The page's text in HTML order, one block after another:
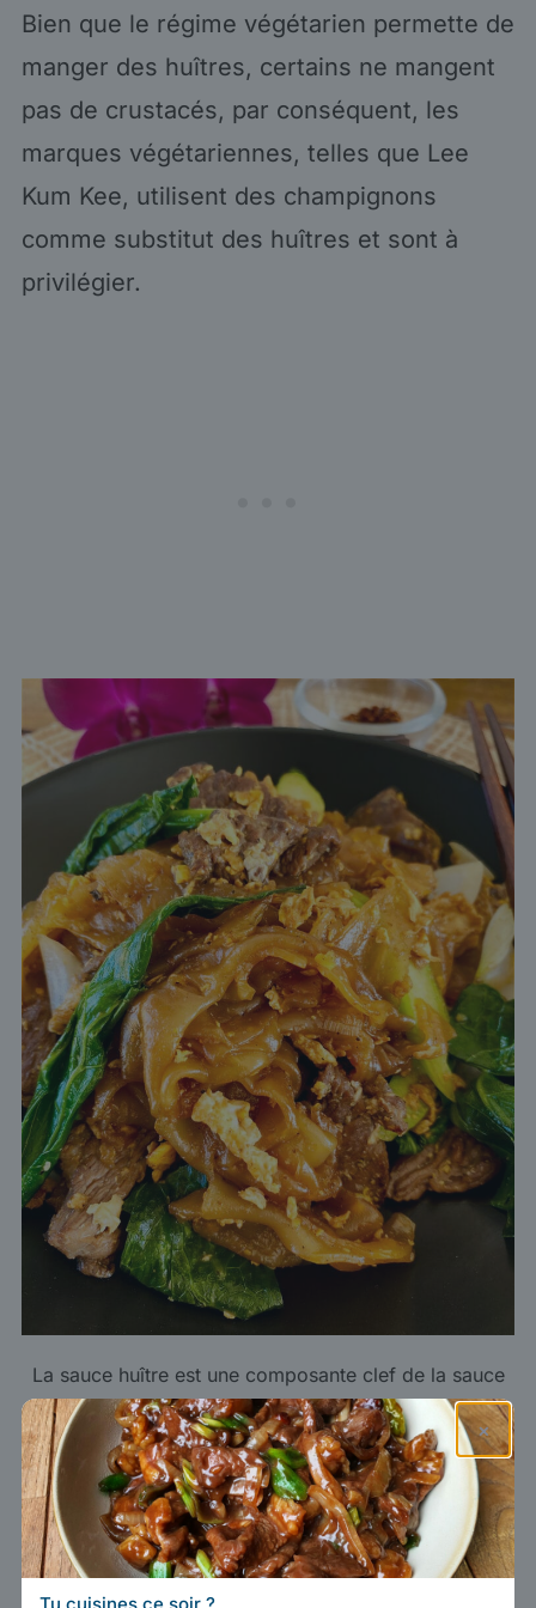
Bien que le régime végétarien permette de
manger des huîtres, certains ne mangent
pas de crustacés, par conséquent, les
marques végétariennes, telles que Lee
Kum Kee, utilisent des champignons
comme substitut des huîtres et sont à
privilégier.
La sauce huître est une composante clef de la sauce
dupad see ewthaïlandais
Stocker et conserver la sauce
huitre
Non ouverte, la sauce huître peut être
×
Tu cuisines ce soir ?